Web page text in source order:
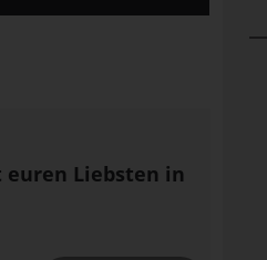
Liebsten in